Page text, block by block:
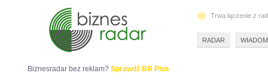
Biznesradar bez reklam? Sprawdź BR Plus
Trwa łączenie z
RADAR